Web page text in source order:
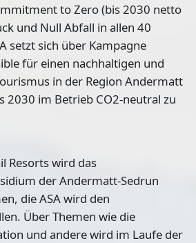
to Zero (bis 2030 netto
und Null Abfall in allen 40
setzt sich über Kampagne
für einen nachhaltigen und
in der Region Andermatt
2030 im Betrieb CO2-neutral zu
Resorts wird das
der Andermatt-Sedrun
die ASA wird den
Über Themen wie die
und andere wird im Laufe der